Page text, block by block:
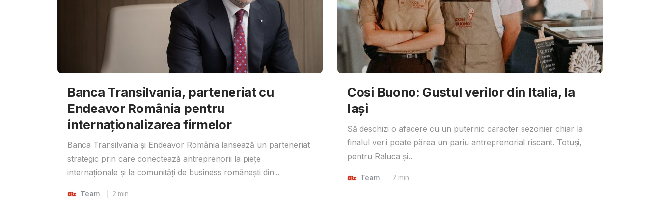
Banca Transilvania, parteneriat cu
Endeavor România pentru
internaționalizarea firmelor
Banca Transilvania și Endeavor România lansează un parteneriat
strategic prin care conectează antreprenorii la piețe
internaționale și la comunități de business românești din...
Team 2 min
Cosi Buono: Gustul verilor din Italia, la
Iași
Să deschizi o afacere cu un puternic caracter sezonier chiar la
finalul verii poate părea un pariu antreprenorial riscant. Totuși,
pentru Raluca și...
Team 7 min